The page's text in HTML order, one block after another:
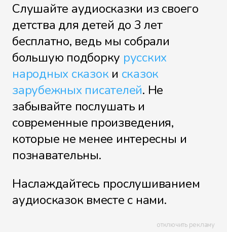
Слушайте аудиосказки из своего
детства для детей до 3 лет
бесплатно, ведь мы собрали
большую подборку русских
народных сказок и сказок
зарубежных писателей. Не
забывайте послушать и
современные произведения,
которые не менее интересны и
познавательны.
Наслаждайтесь прослушиванием
аудиосказок вместе с нами.
отключить рекламу